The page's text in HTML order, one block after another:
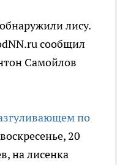
лису.
сообщил
Самойлов
по
20
на лисенка